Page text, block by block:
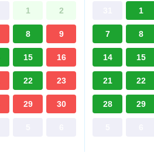
1 2
8 9
15 16
22 23
29 30
1
7 8
14 15
21 22
28 29